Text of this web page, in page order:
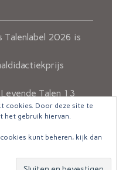
Talenlabel 2026 is
Talen 13
ledenadministratie
cookies. Door deze site te
het gebruik hiervan.
kunt beheren, kijk dan